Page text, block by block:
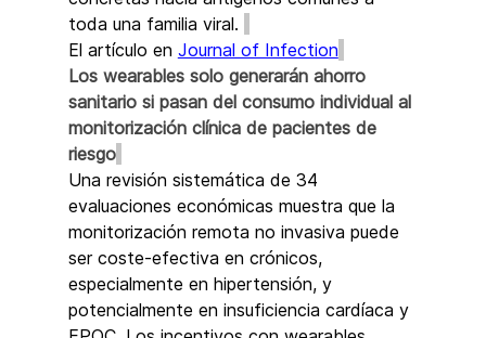
toda una familia viral.
El artículo en Journal of Infection
Los wearables solo generarán ahorro
sanitario si pasan del consumo individual al
monitorización clínica de pacientes de
riesgo
Una revisión sistemática de 34
evaluaciones económicas muestra que la
monitorización remota no invasiva puede
ser coste-efectiva en crónicos,
especialmente en hipertensión, y
potencialmente en insuficiencia cardíaca y